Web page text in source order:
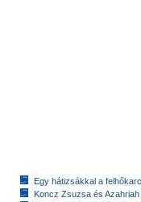
Egy hátizsákkal a
Koncz Zsuzsa és